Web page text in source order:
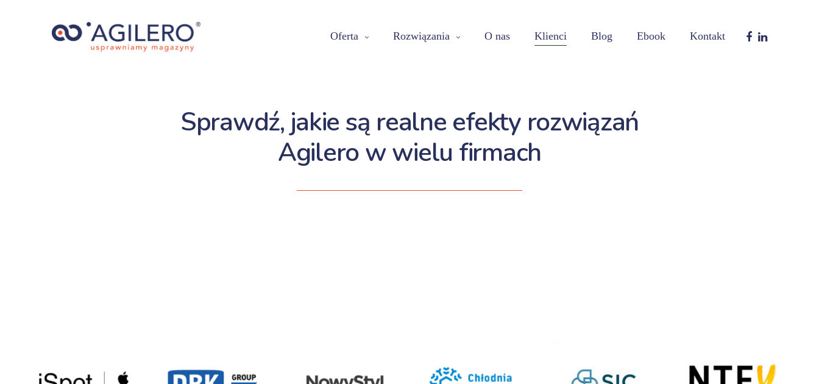
Oferta Rozwiązania O nas Klienci Blog Ebook Kontakt
Sprawdź, jakie są realne efekty rozwiązań
Agilero w wielu firmach